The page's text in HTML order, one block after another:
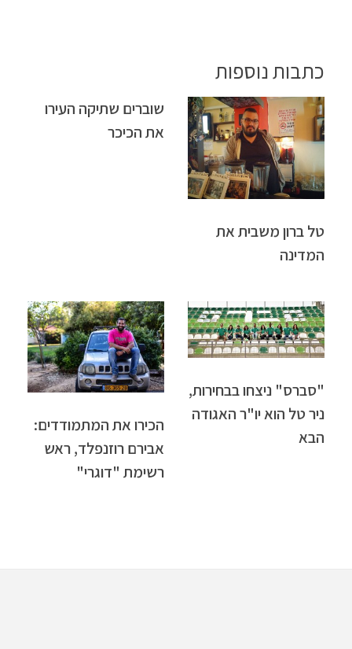
כתבות נוספות
טל ברון משבית את
המדינה
שוברים שתיקה העירו
את הכיכר
"סברס" ניצחו בבחירות,
ניר טל הוא יו"ר האגודה
הבא
הכירו את המתמודדים:
אבירם רוזנפלד, ראש
רשימת "דוגרי"